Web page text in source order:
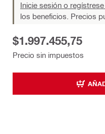
Inicie sesión o
los beneficios. Precios
Precio sin impuestos
$1.997.455,75